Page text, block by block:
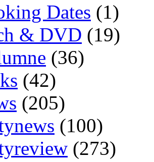
Dates (1)
& DVD (19)
(36)
(42)
(205)
(100)
(273)